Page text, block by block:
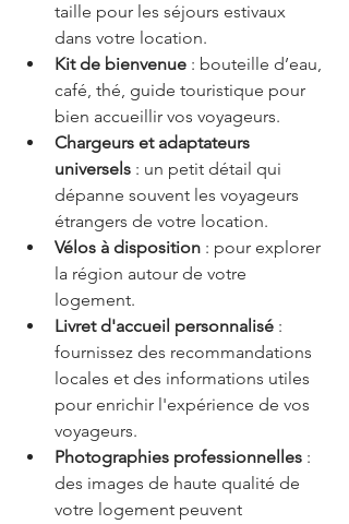
taille pour les séjours estivaux
dans votre location.
Kit de bienvenue : bouteille d’eau,
café, thé, guide touristique pour
bien accueillir vos voyageurs.
Chargeurs et adaptateurs
universels : un petit détail qui
dépanne souvent les voyageurs
étrangers de votre location.
Vélos à disposition : pour explorer
la région autour de votre
logement.
Livret d'accueil personnalisé :
fournissez des recommandations
locales et des informations utiles
pour enrichir l'expérience de vos
voyageurs.
Photographies professionnelles :
des images de haute qualité de
votre logement peuvent